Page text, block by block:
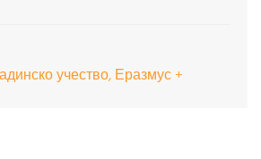
учество, Еразмус +